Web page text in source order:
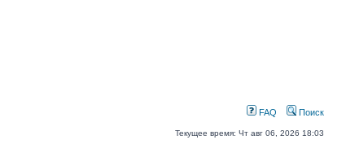
FAQ Поиск
Текущее время: Чт авг 06, 2026 18:03